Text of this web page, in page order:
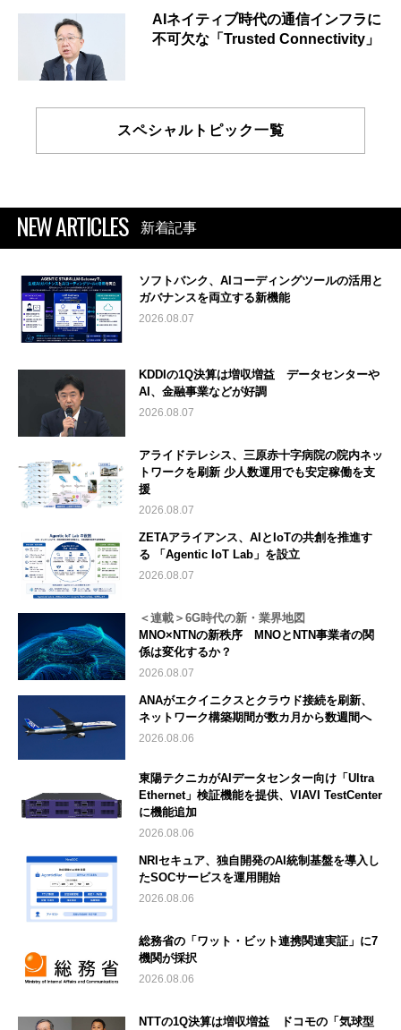
AIネイティブ時代の通信インフラに
不可欠な「Trusted Connectivity」
スペシャルトピック一覧
NEW ARTICLES 新着記事
ソフトバンク、AIコーディングツールの活用と
ガバナンスを両立する新機能
2026.08.07
KDDIの1Q決算は増収増益 データセンターや
AI、金融事業などが好調
2026.08.07
アライドテレシス、三原赤十字病院の院内ネッ
トワークを刷新 少人数運用でも安定稼働を支
援
2026.08.07
ZETAアライアンス、AIとIoTの共創を推進す
る 「Agentic IoT Lab」を設立
2026.08.07
＜連載＞6G時代の新・業界地図
MNO×NTNの新秩序 MNOとNTN事業者の関
係は変化するか？
2026.08.07
ANAがエクイニクスとクラウド接続を刷新、
ネットワーク構築期間が数カ月から数週間へ
2026.08.06
東陽テクニカがAIデータセンター向け「Ultra
Ethernet」検証機能を提供、VIAVI TestCenter
に機能追加
2026.08.06
NRIセキュア、独自開発のAI統制基盤を導入し
たSOCサービスを運用開始
2026.08.06
総務省の「ワット・ビット連携関連実証」に7
機関が採択
2026.08.06
NTTの1Q決算は増収増益 ドコモの「気球型